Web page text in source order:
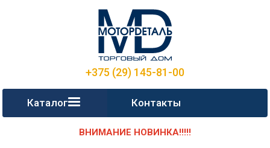
+375 (29) 145-81-00
Каталог Контакты
ВНИМАНИЕ НОВИНКА!!!!!